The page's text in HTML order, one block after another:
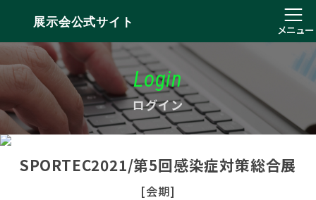
展示会公式サイト
メニュー
Login
ログイン
SPORTEC2021/第5回感染症対策総合展
[会期]